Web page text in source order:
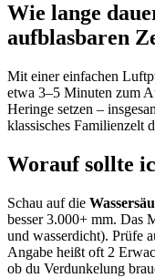
Wie lange
aufblasbaren
Mit einer einfachen
etwa 3–5 Minuten zum
Heringe setzen –
klassisches Familienzelt
Worauf sollte
Schau auf die
besser 3.000+ mm. Das
und wasserdicht). Prüfe
Angabe heißt oft 2
ob du Verdunkelung